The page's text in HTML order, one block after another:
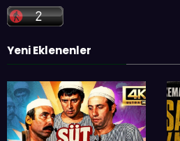
Yeni Eklenenler